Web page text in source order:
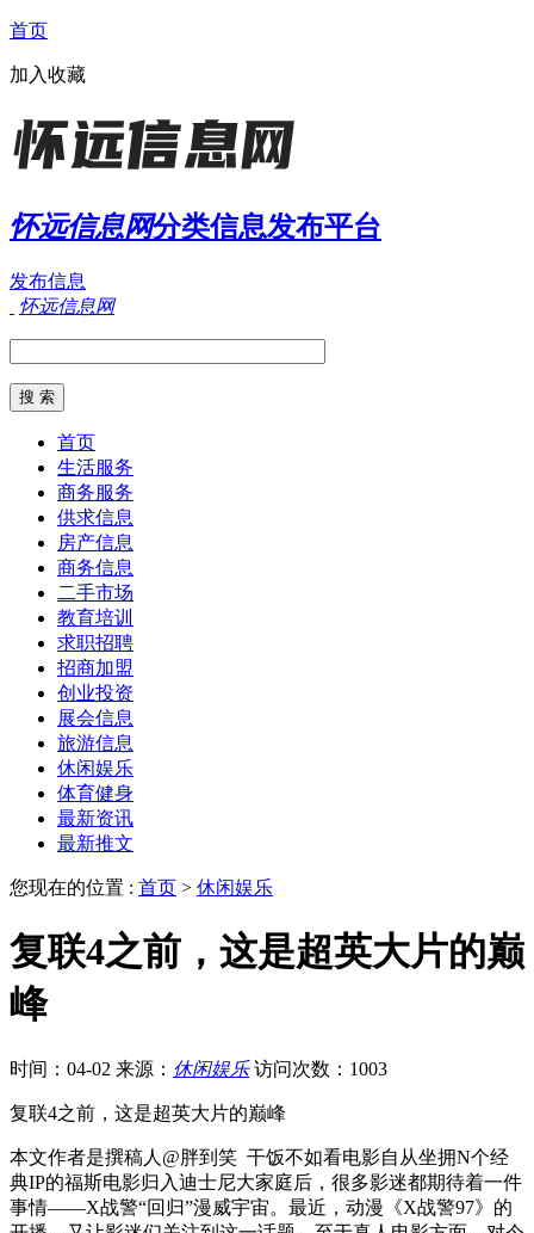
首页
加入收藏
怀远信息网分类信息发布平台
发布信息
怀远信息网
首页
生活服务
商务服务
供求信息
房产信息
商务信息
二手市场
教育培训
求职招聘
招商加盟
创业投资
展会信息
旅游信息
休闲娱乐
体育健身
最新资讯
最新推文
您现在的位置 : 首页 > 休闲娱乐
复联4之前，这是超英大片的巅
峰
时间：04-02 来源： 休闲娱乐 访问次数：1003
复联4之前，这是超英大片的巅峰
本文作者是撰稿人@胖到笑‍‍‍‍‍‍‍‍‍‍‍‍‍‍‍ ‍‍‍ 干饭不如看电影‍‍‍‍‍‍‍‍‍‍‍‍‍‍‍‍‍‍‍‍‍‍‍‍‍‍‍‍‍‍‍‍‍‍‍‍‍‍‍‍‍‍自从坐拥N个经
典IP的福斯电影归入迪士尼大家庭后，很多影迷都期待着一件
事情——X战警“回归”漫威宇宙。‍‍‍‍‍‍‍‍‍‍‍‍最近，动漫《X战警97》的